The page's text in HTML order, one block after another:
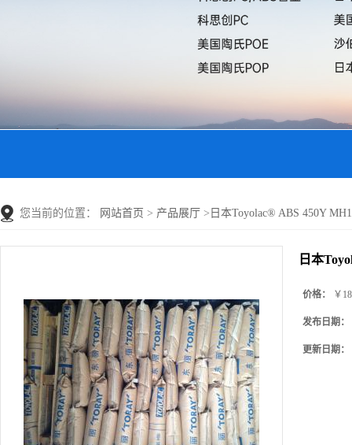
您当前的位置： 网站首页 > 产品展厅 > 日本Toyolac® ABS 450Y
日本
价格： ￥
发布日期：
更新日期：